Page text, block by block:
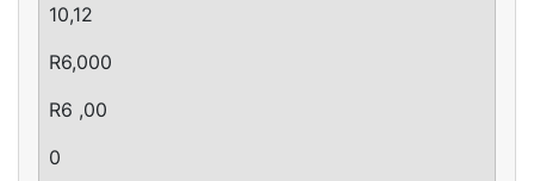
10,12
R6,000
R6 ,00
0